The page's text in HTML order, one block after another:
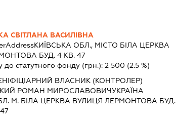
СВІТЛАНА ВАСИЛІВНА
КИЇВСЬКА ОБЛ., МІСТО БІЛА ЦЕРКВА
БУД. 4 КВ. 47
до статутного фонду (грн.): 2 500 (2.5 %)
ВЛАСНИК (КОНТРОЛЕР)
РОМАН МИРОСЛАВОВИЧУКРАЇНА
М. БІЛА ЦЕРКВА ВУЛИЦЯ ЛЕРМОНТОВА БУД.